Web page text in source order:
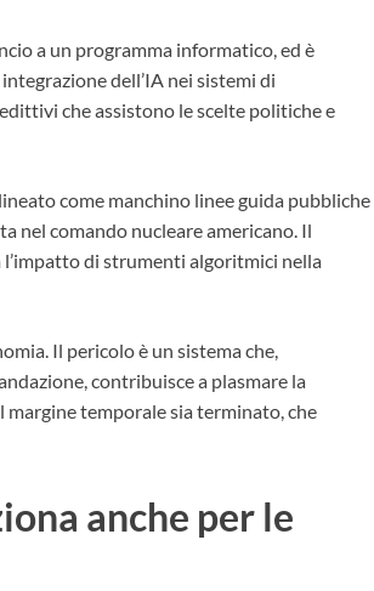
a un programma informatico, ed è
dell’IA nei sistemi di
che assistono le scelte politiche e
come manchino linee guida pubbliche
nel comando nucleare americano. Il
di strumenti algoritmici nella
Il pericolo è un sistema che,
contribuisce a plasmare la
margine temporale sia terminato, che
anche per le